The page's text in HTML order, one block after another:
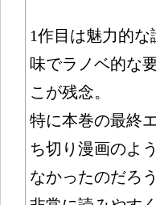
1作目は魅力的
味でラノベ的な
こが残念。
特に本巻の最終
ち切り漫画のよ
なかったのだろう